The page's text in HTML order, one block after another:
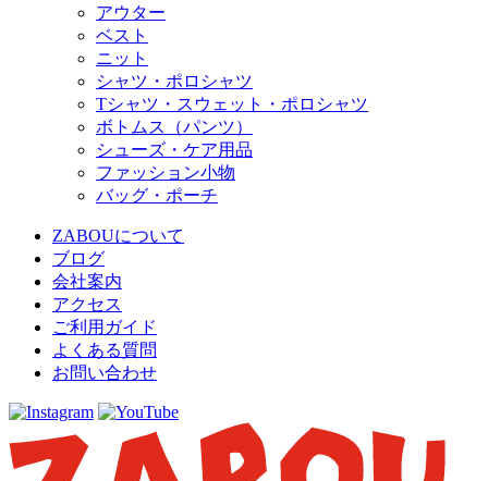
アウター
ベスト
ニット
シャツ・ポロシャツ
Tシャツ・スウェット・ポロシャツ
ボトムス（パンツ）
シューズ・ケア用品
ファッション小物
バッグ・ポーチ
ZABOUについて
ブログ
会社案内
アクセス
ご利用ガイド
よくある質問
お問い合わせ